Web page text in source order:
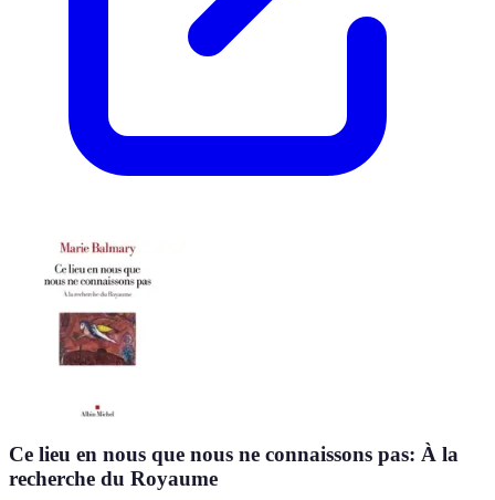
Ce lieu en nous que nous ne connaissons pas: À la
recherche du Royaume